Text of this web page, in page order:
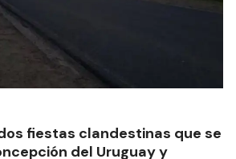
fiestas clandestinas que se
del Uruguay y